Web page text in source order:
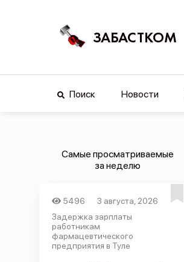
ЗАБАСТКОМ
Поиск Новости
Самые просматриваемые
за неделю
5496
3 августа, 2026
Задержка зарплаты
работникам
фармацевтического
предприятия в Туле